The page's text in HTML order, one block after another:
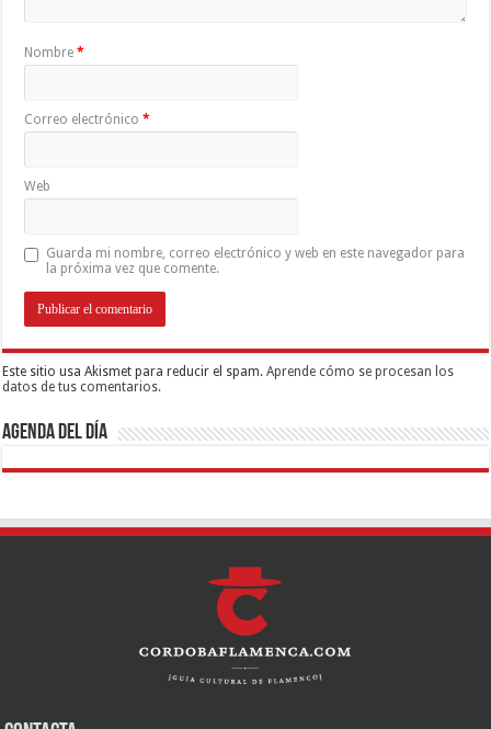
Nombre*
Correo electrónico*
Web
Guarda mi nombre, correo electrónico y web en este navegador para
la próxima vez que comente.
Este sitio usa Akismet para reducir el spam.Aprende cómo se procesan los
datos de tus comentarios.
Agenda del día